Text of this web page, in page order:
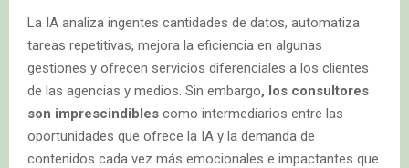
La IA analiza ingentes cantidades de datos, automatiza
tareas repetitivas, mejora la eficiencia en algunas
gestiones y ofrecen servicios diferenciales a los clientes
de las agencias y medios. Sin embargo, los consultores
son imprescindibles como intermediarios entre las
oportunidades que ofrece la IA y la demanda de
contenidos cada vez más emocionales e impactantes que